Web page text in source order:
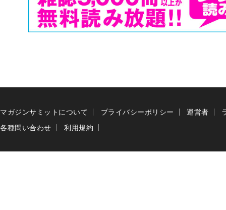
マガジンサミットについて プライバシーポリシー 運営者
各種問い合わせ
利用規約